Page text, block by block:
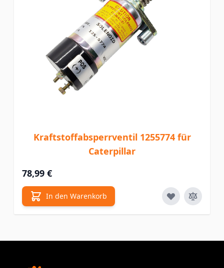
Kraftstoffabsperrventil 1255774 für
Caterpillar
78,99 €
In den Warenkorb